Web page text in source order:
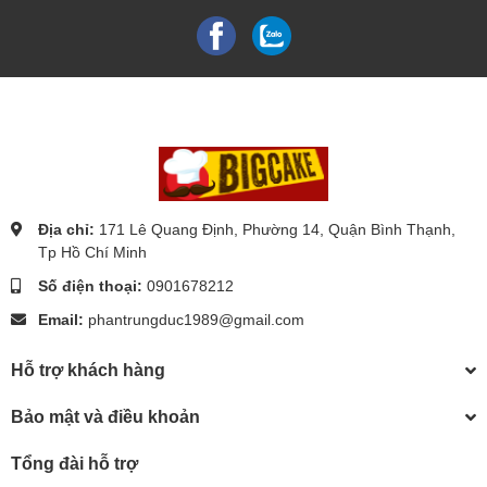
Địa chỉ: 171 Lê Quang Định, Phường 14, Quận Bình Thạnh,
Tp Hồ Chí Minh
Số điện thoại: 0901678212
Email: phantrungduc1989@gmail.com
Hỗ trợ khách hàng
Bảo mật và điều khoản
Tổng đài hỗ trợ